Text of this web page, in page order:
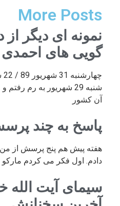
More Posts
نمونه ای دیگر
گویی های احمدی
شنبه 29 شهریور به رم
آن کشور
پاسخ به چند
هفته پیش هم پنج پرسش از من
دادم. اول فکر می کردم مارکو
سیمای آیت الله